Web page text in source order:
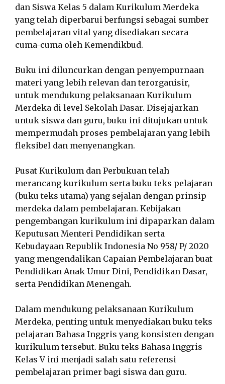
dan Siswa Kelas 5 dalam Kurikulum Merdeka
yang telah diperbarui berfungsi sebagai sumber
pembelajaran vital yang disediakan secara
cuma-cuma oleh Kemendikbud.
Buku ini diluncurkan dengan penyempurnaan
materi yang lebih relevan dan terorganisir,
untuk mendukung pelaksanaan Kurikulum
Merdeka di level Sekolah Dasar. Disejajarkan
untuk siswa dan guru, buku ini ditujukan untuk
mempermudah proses pembelajaran yang lebih
fleksibel dan menyenangkan.
Pusat Kurikulum dan Perbukuan telah
merancang kurikulum serta buku teks pelajaran
(buku teks utama) yang sejalan dengan prinsip
merdeka dalam pembelajaran. Kebijakan
pengembangan kurikulum ini dipaparkan dalam
Keputusan Menteri Pendidikan serta
Kebudayaan Republik Indonesia No 958/ P/ 2020
yang mengendalikan Capaian Pembelajaran buat
Pendidikan Anak Umur Dini, Pendidikan Dasar,
serta Pendidikan Menengah.
Dalam mendukung pelaksanaan Kurikulum
Merdeka, penting untuk menyediakan buku teks
pelajaran Bahasa Inggris yang konsisten dengan
kurikulum tersebut. Buku teks Bahasa Inggris
Kelas V ini menjadi salah satu referensi
pembelajaran primer bagi siswa dan guru.